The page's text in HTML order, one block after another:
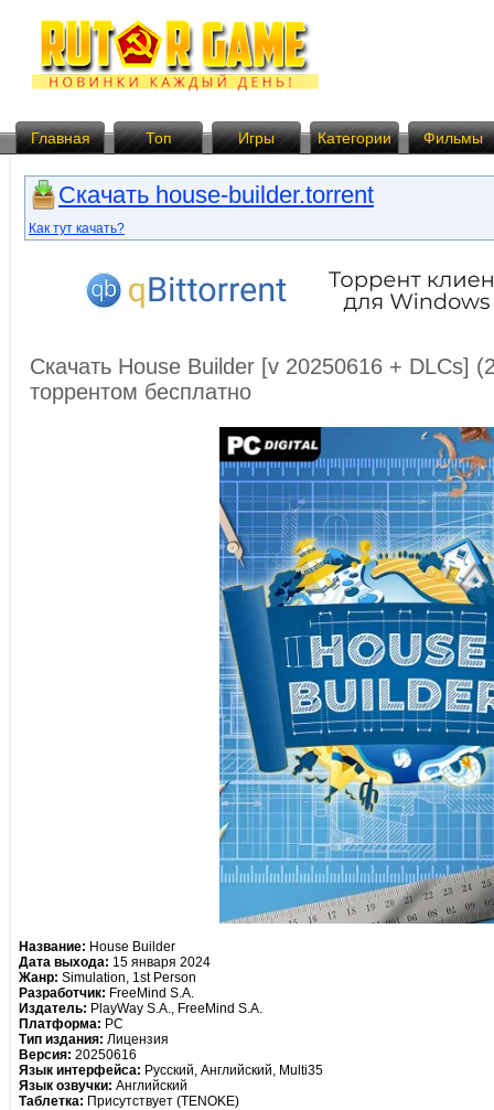
Главная Топ Игры Категории Фильмы
Скачать house-builder.torrent
Как тут качать?
Скачать House Builder [v 20250616 + DLCs]
торрентом бесплатно
Название: House Builder
Дата выхода: 15 января 2024
Жанр: Simulation, 1st Person
Разработчик: FreeMind S.A.
Издатель: PlayWay S.A., FreeMind S.A.
Платформа: PC
Тип издания: Лицензия
Версия: 20250616
Язык интерфейса: Русский, Английский, Multi35
Язык озвучки: Английский
Таблетка: Присутствует (TENOKE)